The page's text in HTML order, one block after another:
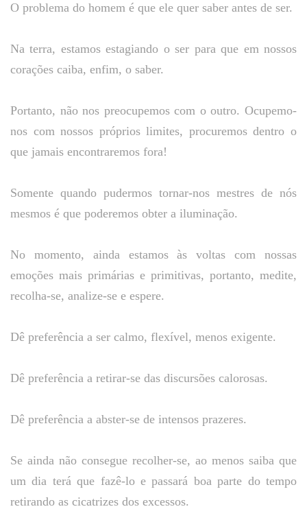
O problema do homem é que ele quer saber antes de ser.
Na terra, estamos estagiando o ser para que em nossos
corações caiba, enfim, o saber.
Portanto, não nos preocupemos com o outro. Ocupemo-
nos com nossos próprios limites, procuremos dentro o
que jamais encontraremos fora!
Somente quando pudermos tornar-nos mestres de nós
mesmos é que poderemos obter a iluminação.
No momento, ainda estamos às voltas com nossas
emoções mais primárias e primitivas, portanto, medite,
recolha-se, analize-se e espere.
Dê preferência a ser calmo, flexível, menos exigente.
Dê preferência a retirar-se das discursões calorosas.
Dê preferência a abster-se de intensos prazeres.
Se ainda não consegue recolher-se, ao menos saiba que
um dia terá que fazê-lo e passará boa parte do tempo
retirando as cicatrizes dos excessos.